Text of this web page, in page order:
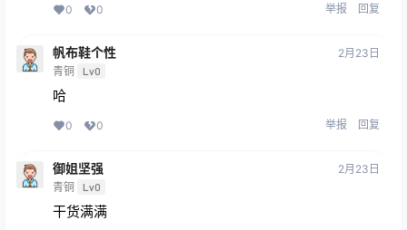
0 0 举报 回复
帆布鞋个性
青铜 Lv0
2月23日
哈
0 0 举报 回复
御姐坚强
青铜 Lv0
2月23日
干货满满